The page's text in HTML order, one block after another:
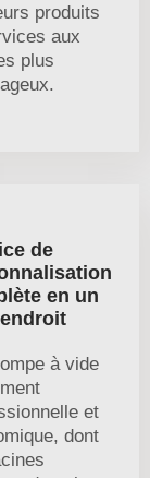
produits
aux
plus
de
en un
à vide
et
dont